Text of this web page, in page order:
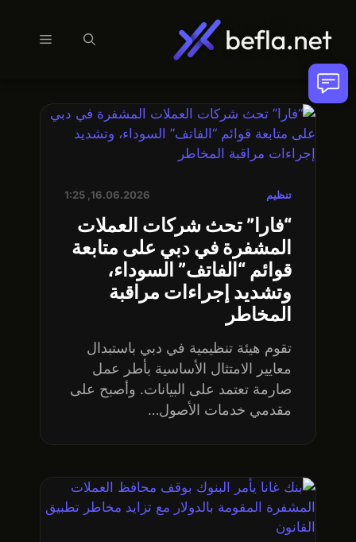
انتقل
إلى
المحتوى
القائمة
تنظيم 16.06.2026, 1:25
“فارا” تحث شركات العملات
المشفرة في دبي على متابعة
قوائم “الفاتف” السوداء،
وتشديد إجراءات مراقبة
المخاطر
تقوم هيئة تنظيمية في دبي باستبدال
معايير الامتثال الأساسية بأطر عمل
صارمة تعتمد على البيانات. وأصبح على
مقدمي خدمات الأصول…